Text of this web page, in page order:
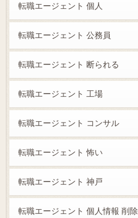
転職エージェント 個人
転職エージェント 公務員
転職エージェント 断られる
転職エージェント 工場
転職エージェント コンサル
転職エージェント 怖い
転職エージェント 神戸
転職エージェント 個人情報 削除